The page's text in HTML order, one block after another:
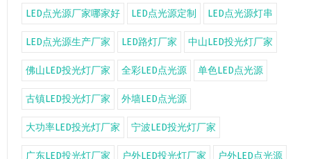
LED点光源厂家哪家好 LED点光源定制 LED点光源灯串
LED点光源生产厂家 LED路灯厂家 中山LED投光灯厂家
佛山LED投光灯厂家 全彩LED点光源 单色LED点光源
古镇LED投光灯厂家 外墙LED点光源
大功率LED投光灯厂家 宁波LED投光灯厂家
广东LED投光灯厂家 户外LED投光灯厂家 户外LED点光源